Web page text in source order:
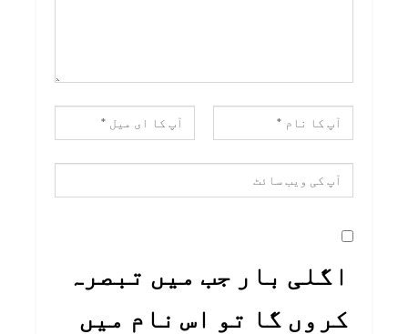
اگلی بار جب میں تبصرہ
کروں گا تو اس نام میں